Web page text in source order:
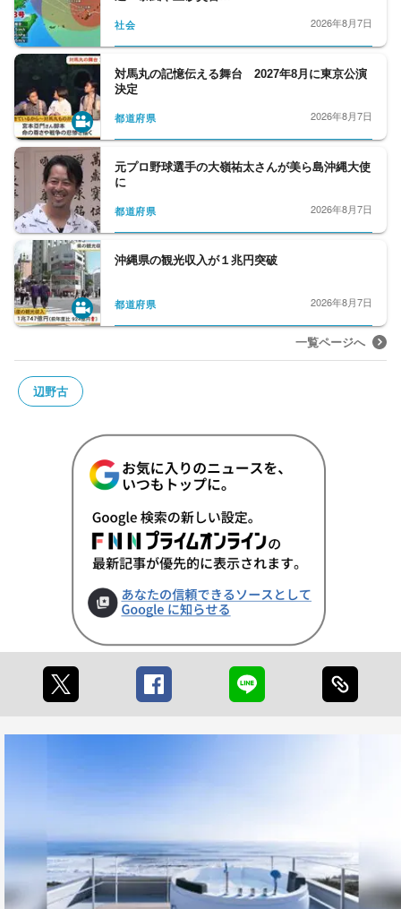
社会 2026年8月7日
対馬丸の記憶伝える舞台 2027年8月に東京公演
決定
都道府県 2026年8月7日
元プロ野球選手の大嶺祐太さんが美ら島沖縄大使
に
都道府県 2026年8月7日
沖縄県の観光収入が１兆円突破
都道府県 2026年8月7日
一覧ページへ
辺野古